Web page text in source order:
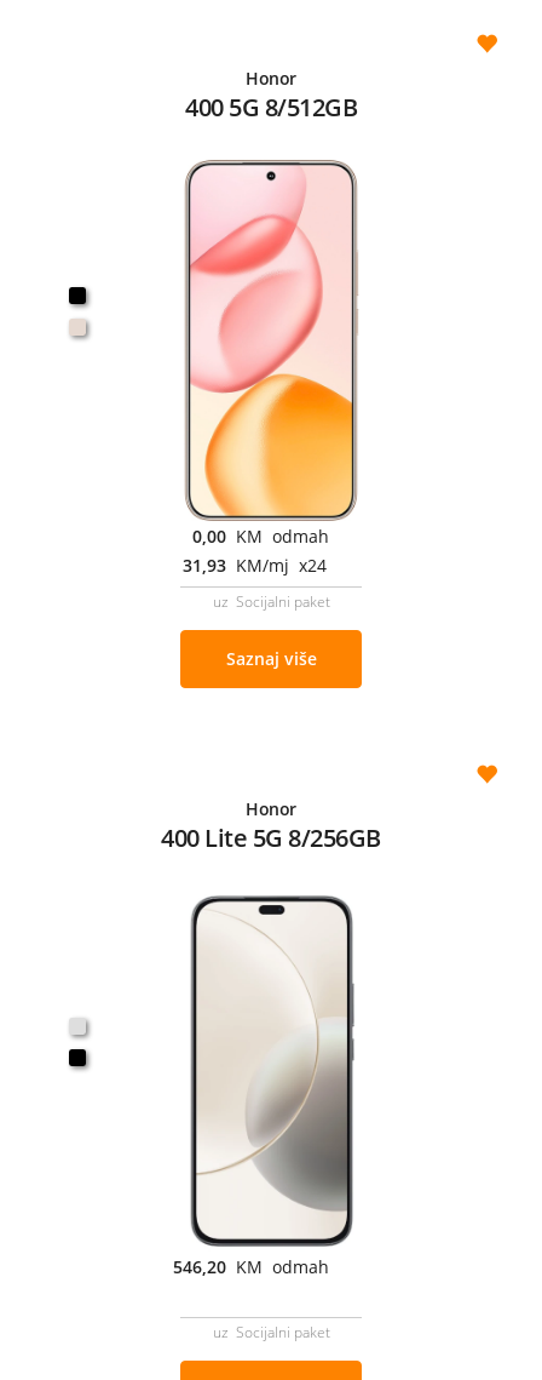
Honor
400 5G 8/512GB
0,00 KM odmah
31,93 KM/mj x24
uz Socijalni paket
Saznaj više
Honor
400 Lite 5G 8/256GB
546,20 KM odmah
uz Socijalni paket